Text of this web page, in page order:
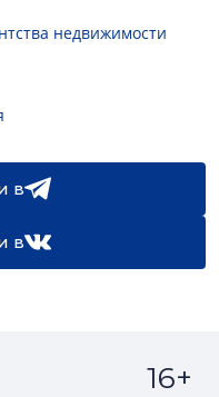
недвижимости
в
в
16+